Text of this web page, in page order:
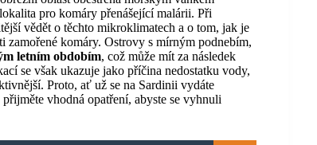
pro komáry přenášející malárii. Při
vědět o těchto mikroklimatech a o tom, jak je
komáry. Ostrovy s mírným podnebím,
letním obdobím, což může mít za následek
se však ukazuje jako příčina nedostatku vody,
Proto, ať už se na Sardinii vydáte
vhodná opatření, abyste se vyhnuli